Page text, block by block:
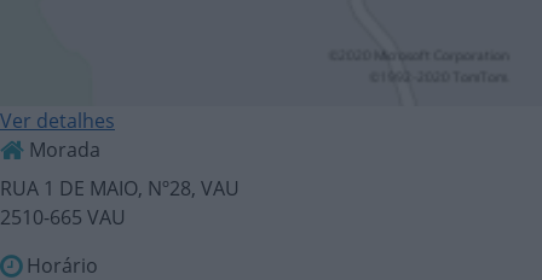
Ver detalhes
Morada
RUA 1 DE MAIO, Nº28, VAU
2510-665 VAU
Horário